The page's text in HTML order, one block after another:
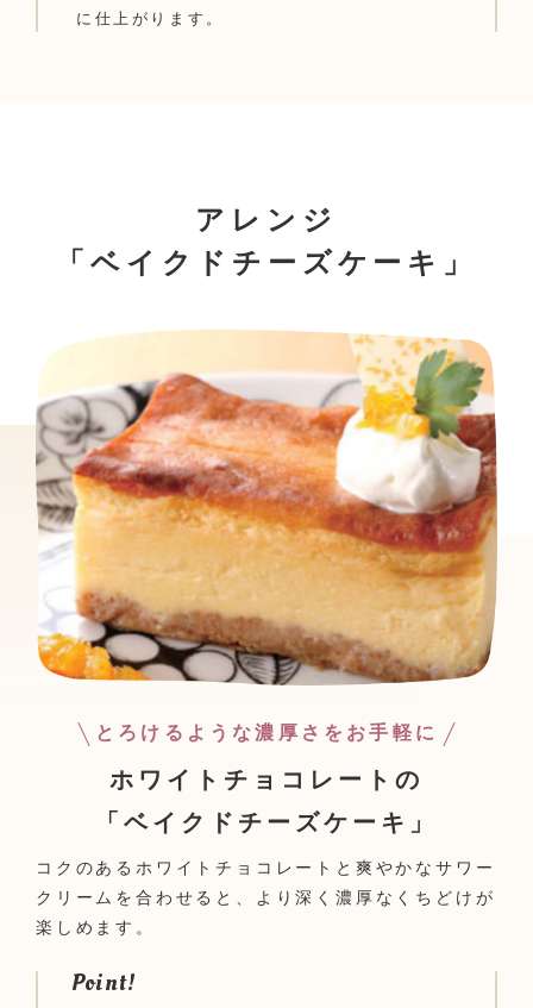
に仕上がります。
アレンジ
「ベイクドチーズケーキ」
とろけるような濃厚さをお手軽に
ホワイトチョコレートの
「ベイクドチーズケーキ」
コクのあるホワイトチョコレートと爽やかなサワー
クリームを合わせると、より深く濃厚なくちどけが
楽しめます。
Point!